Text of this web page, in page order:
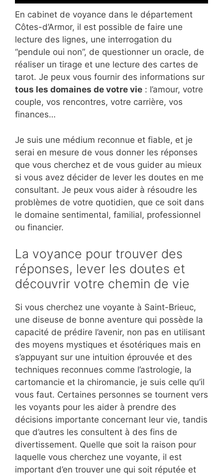
En cabinet de voyance dans le département
Côtes-d’Armor, il est possible de faire une
lecture des lignes, une interrogation du
“pendule oui non”, de questionner un oracle, de
réaliser un tirage et une lecture des cartes de
tarot. Je peux vous fournir des informations sur
tous les domaines de votre vie : l’amour, votre
couple, vos rencontres, votre carrière, vos
finances…
Je suis une médium reconnue et fiable, et je
serai en mesure de vous donner les réponses
que vous cherchez et de vous guider au mieux
si vous avez décider de lever les doutes en me
consultant. Je peux vous aider à résoudre les
problèmes de votre quotidien, que ce soit dans
le domaine sentimental, familial, professionnel
ou financier.
La voyance pour trouver des
réponses, lever les doutes et
découvrir votre chemin de vie
Si vous cherchez une voyante à Saint-Brieuc,
une diseuse de bonne aventure qui possède la
capacité de prédire l’avenir, non pas en utilisant
des moyens mystiques et ésotériques mais en
s’appuyant sur une intuition éprouvée et des
techniques reconnues comme l’astrologie, la
cartomancie et la chiromancie, je suis celle qu’il
vous faut. Certaines personnes se tournent vers
les voyants pour les aider à prendre des
décisions importante concernant leur vie, tandis
que d’autres les consultent à des fins de
divertissement. Quelle que soit la raison pour
laquelle vous cherchez une voyante, il est
important d’en trouver une qui soit réputée et